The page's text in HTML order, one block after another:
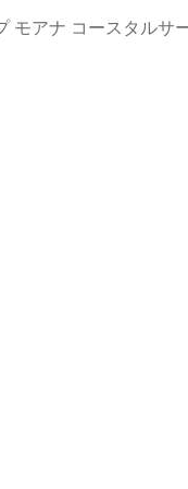
モアナ コースタルサ